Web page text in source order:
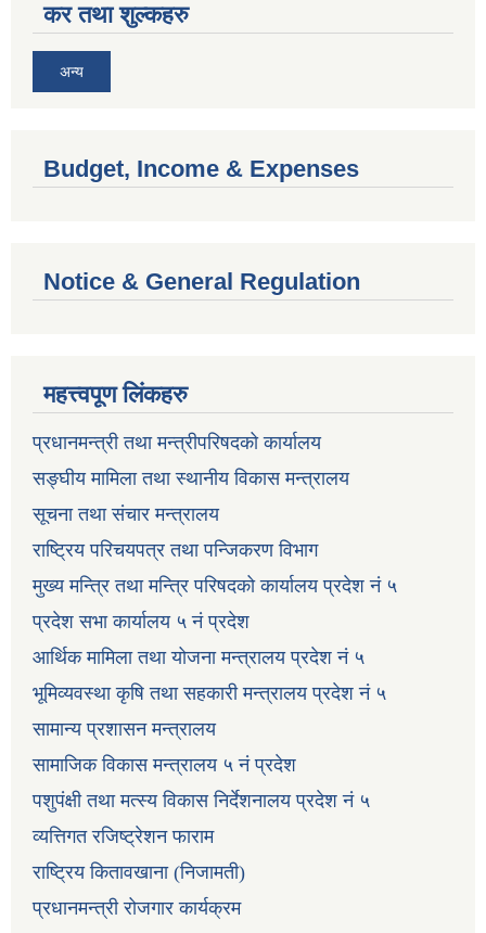
कर तथा शुल्कहरु
अन्य
Budget, Income & Expenses
Notice & General Regulation
महत्त्वपूण लिंकहरु
प्रधानमन्त्री तथा मन्त्रीपरिषदको कार्यालय
सङ्घीय मामिला तथा स्थानीय विकास मन्त्रालय
सूचना तथा संचार मन्त्रालय
राष्ट्रिय परिचयपत्र तथा पन्जिकरण विभाग
मुख्य मन्त्रि तथा मन्त्रि परिषदको कार्यालय प्रदेश नं ५
प्रदेश सभा कार्यालय ५ नं प्रदेश
आर्थिक मामिला तथा योजना मन्त्रालय प्रदेश नं ५
भूमिव्यवस्था कृषि तथा सहकारी मन्त्रालय प्रदेश नं ५
सामान्य प्रशासन मन्त्रालय
सामाजिक विकास मन्त्रालय ५ नं प्रदेश
पशुपंक्षी तथा मत्स्य विकास निर्देशनालय प्रदेश नं ५
व्यत्तिगत रजिष्ट्रेशन फाराम
राष्ट्रिय कितावखाना (निजामती)
प्रधानमन्त्री रोजगार कार्यक्रम